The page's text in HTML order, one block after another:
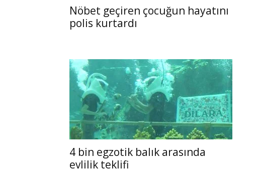
Nöbet geçiren çocuğun hayatını
polis kurtardı
4 bin egzotik balık arasında
evlilik teklifi